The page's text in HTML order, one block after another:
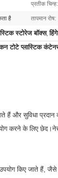
प्रतीक चिन्ह:
है तापमान रोष:
स्टोरेज बॉक्स,
टोटे प्लास्टिक
हैं और सुविधा प्रदान
करने के लिए
किए जाते हैं, जैसे